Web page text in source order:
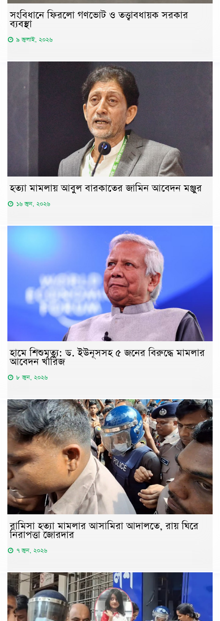
সংবিধানে ফিরলো গণভোট ও তত্ত্বাবধায়ক সরকার
ব্যবস্থা
৯ জুলাই, ২০২৬
হত্যা মামলায় আবুল বারকাতের জামিন আবেদন মঞ্জুর
১৬ জুন, ২০২৬
হামে শিশুমৃত্যু: ড. ইউনূসসহ ৫ জনের বিরুদ্ধে মামলার
আবেদন খারিজ
৮ জুন, ২০২৬
রামিসা হত্যা মামলার আসামিরা আদালতে, রায় ঘিরে
নিরাপত্তা জোরদার
৭ জুন, ২০২৬